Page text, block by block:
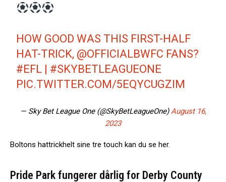
HOW GOOD WAS THIS FIRST-HALF
HAT-TRICK, @OFFICIALBWFC FANS?
#EFL | #SKYBETLEAGUEONE
PIC.TWITTER.COM/5EQYCUGZIM
— Sky Bet League One (@SkyBetLeagueOne) August 16,
2023
Boltons hattrickhelt sine tre touch kan du se her.
Pride Park fungerer dårlig for Derby County